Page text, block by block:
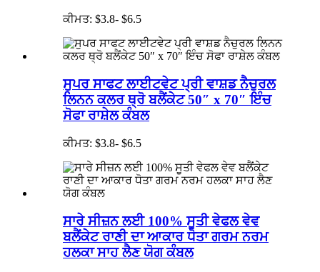
ਕੀਮਤ: $3.8- $6.5
ਸੁਪਰ ਸਾਫਟ ਲਾਈਟਵੇਟ ਪ੍ਰੀ ਵਾਸ਼ਡ ਨੈਚੁਰਲ
ਲਿਨਨ ਕਲਰ ਥ੍ਰੋ ਬਲੈਂਕੇਟ 50″ x 70″ ਇੰਚ
ਸੋਫਾ ਰਾਸ਼ੇਲ ਕੰਬਲ
ਕੀਮਤ: $3.8- $6.5
ਸਾਰੇ ਸੀਜ਼ਨ ਲਈ 100% ਸੂਤੀ ਵੇਫਲ ਵੇਵ
ਬਲੈਂਕੇਟ ਰਾਣੀ ਦਾ ਆਕਾਰ ਧੋਤਾ ਗਰਮ ਨਰਮ
ਹਲਕਾ ਸਾਹ ਲੈਣ ਯੋਗ ਕੰਬਲ